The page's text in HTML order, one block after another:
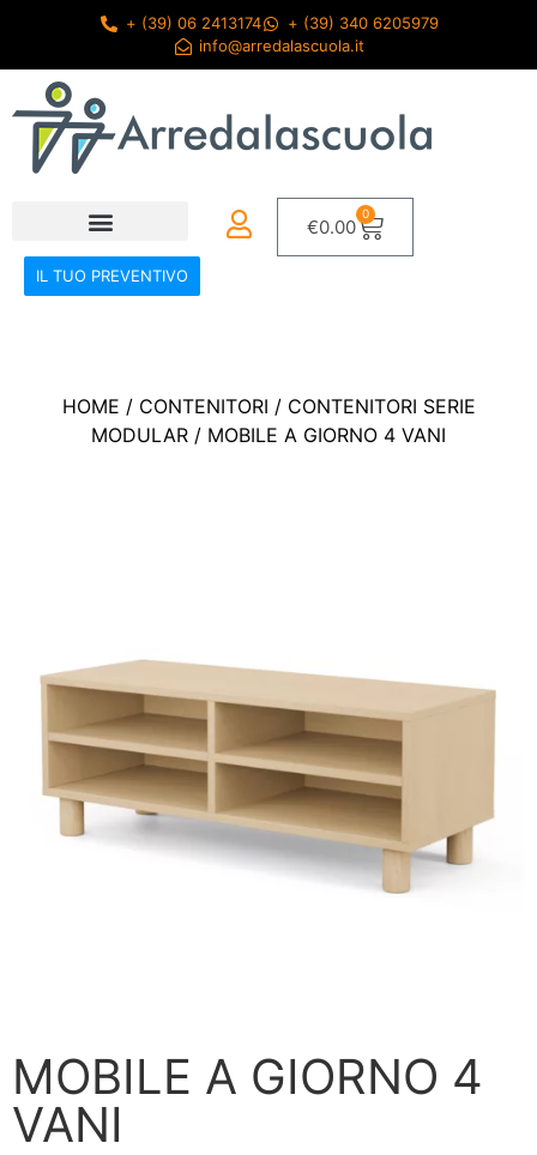
+ (39) 06 2413174
+ (39) 340 6205979
info@arredalascuola.it
€0.00
0
IL TUO PREVENTIVO
HOME / CONTENITORI / CONTENITORI SERIE
MODULAR / MOBILE A GIORNO 4 VANI
MOBILE A GIORNO 4
VANI